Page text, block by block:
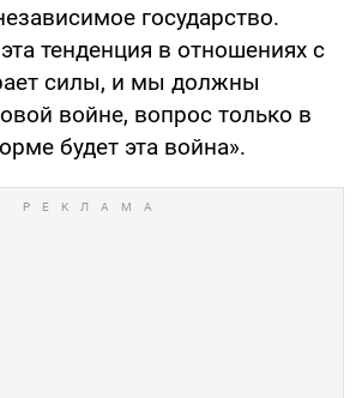
государство.
тенденция в отношениях с
силы, и мы должны
войне, вопрос только в
будет эта война».